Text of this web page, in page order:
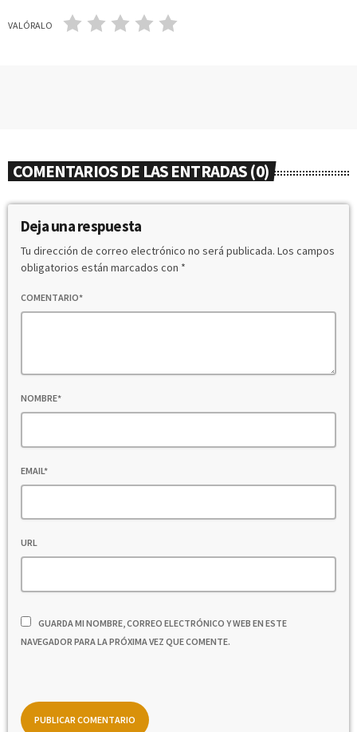
VALÓRALO
COMENTARIOS DE LAS ENTRADAS (0)
Deja una respuesta
Tu dirección de correo electrónico no será publicada. Los campos
obligatorios están marcados con *
COMENTARIO*
NOMBRE*
EMAIL*
URL
GUARDA MI NOMBRE, CORREO ELECTRÓNICO Y WEB EN ESTE
NAVEGADOR PARA LA PRÓXIMA VEZ QUE COMENTE.